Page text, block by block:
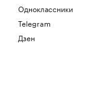
Одноклассники
Telegram
Дзен